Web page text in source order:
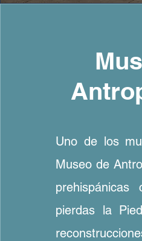
Uno de los
Museo de
pierdas la